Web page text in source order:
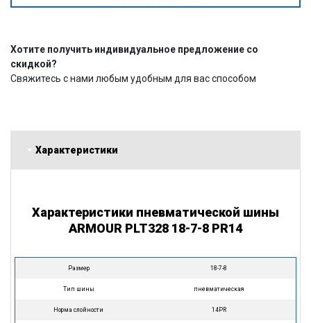
Хотите получить индивидуальное предложение со
скидкой?
Свяжитесь с нами любым удобным для вас способом
Характеристики
Характеристики пневматической шины
ARMOUR PLT328 18-7-8 PR14
Размер 18-7-8
Тип шины пневматическая
Норма слойности 14PR